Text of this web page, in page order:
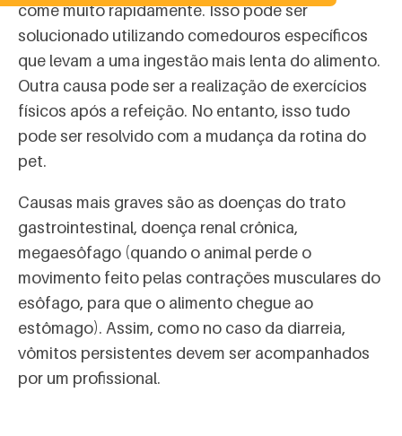
come muito rapidamente. Isso pode ser
solucionado utilizando comedouros específicos
que levam a uma ingestão mais lenta do alimento.
Outra causa pode ser a realização de exercícios
físicos após a refeição. No entanto, isso tudo
pode ser resolvido com a mudança da rotina do
pet.
Causas mais graves são as doenças do trato
gastrointestinal, doença renal crônica,
megaesôfago (quando o animal perde o
movimento feito pelas contrações musculares do
esôfago, para que o alimento chegue ao
estômago). Assim, como no caso da diarreia,
vômitos persistentes devem ser acompanhados
por um profissional.